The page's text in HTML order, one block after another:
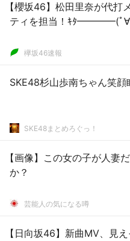
【櫻坂46】松田里奈が代打
ティを担当！ｷﾀ━━━━(
欅坂46速報
SKE48杉山歩南ちゃん笑顔
SKE48まとめろぐっ！
【画像】この女の子が人妻
か？
芸能人の気になる噂
【日向坂46】新曲MV、見